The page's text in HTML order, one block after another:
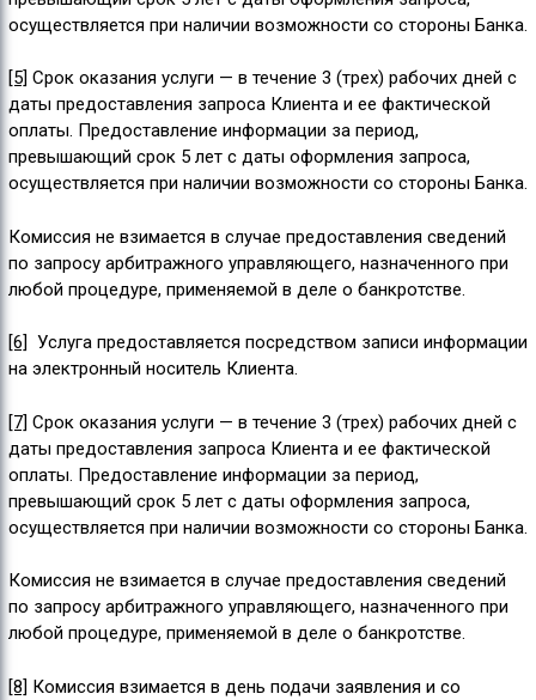
осуществляется при наличии возможности со стороны Банка.
[5] Срок оказания услуги — в течение 3 (трех) рабочих дней с
даты предоставления запроса Клиента и ее фактической
оплаты. Предоставление информации за период,
превышающий срок 5 лет с даты оформления запроса,
осуществляется при наличии возможности со стороны Банка.
Комиссия не взимается в случае предоставления сведений
по запросу арбитражного управляющего, назначенного при
любой процедуре, применяемой в деле о банкротстве.
[6] Услуга предоставляется посредством записи информации
на электронный носитель Клиента.
[7] Срок оказания услуги — в течение 3 (трех) рабочих дней с
даты предоставления запроса Клиента и ее фактической
оплаты. Предоставление информации за период,
превышающий срок 5 лет с даты оформления запроса,
осуществляется при наличии возможности со стороны Банка.
Комиссия не взимается в случае предоставления сведений
по запросу арбитражного управляющего, назначенного при
любой процедуре, применяемой в деле о банкротстве.
[8] Комиссия взимается в день подачи заявления и со